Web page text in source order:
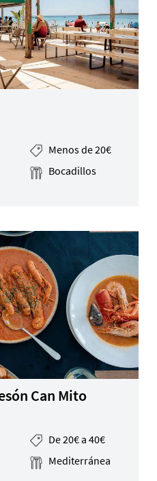
Menos de 20€
Bocadillos
Can Mito
De 20€ a 40€
Mediterránea